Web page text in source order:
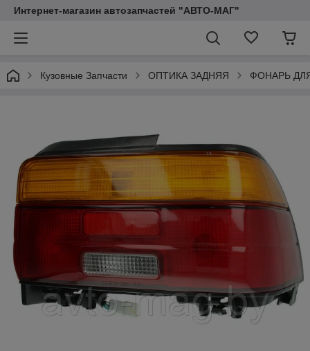
Интернет-магазин автозапчастей "АВТО-МАГ"
Кузовные Запчасти ОПТИКА ЗАДНЯЯ ФОНАРЬ